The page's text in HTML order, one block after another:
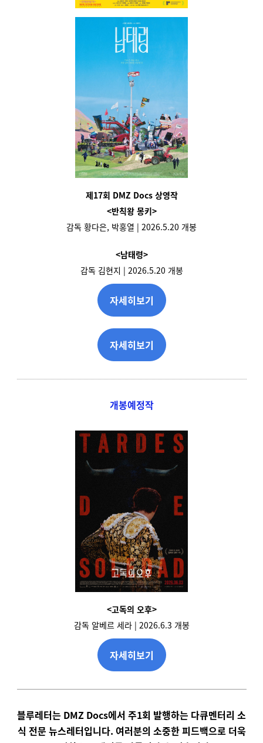
제17회 DMZ Docs 상영작
<반칙왕 몽키>
감독 황다은, 박홍열 | 2026.5.20 개봉
<남태령>
감독 김현지 | 2026.5.20 개봉
자세히보기
자세히보기
개봉예정작
<고독의 오후>
감독 알베르 세라 | 2026.6.3 개봉
자세히보기
블루레터는 DMZ Docs에서 주1회 발행하는 다큐멘터리 소
식 전문 뉴스레터입니다. 여러분의 소중한 피드백으로 더욱